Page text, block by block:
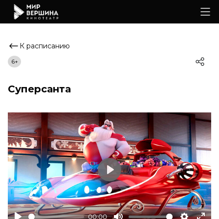
К расписанию
Суперсанта
6+
00:00
Play